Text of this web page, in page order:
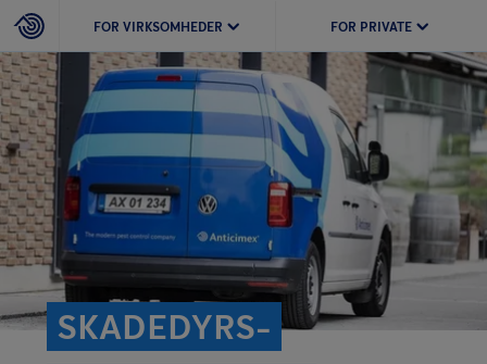
FOR VIRKSOMHEDER FOR PRIVATE
SKADEDYRS­